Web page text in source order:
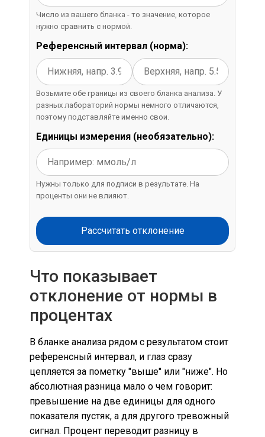
Число из вашего бланка - то значение, которое
нужно сравнить с нормой.
Референсный интервал (норма):
Возьмите обе границы из своего бланка анализа. У
разных лабораторий нормы немного отличаются,
поэтому подставляйте именно свои.
Единицы измерения (необязательно):
Нужны только для подписи в результате. На
проценты они не влияют.
Рассчитать отклонение
Что показывает
отклонение от нормы в
процентах
В бланке анализа рядом с результатом стоит
референсный интервал, и глаз сразу
цепляется за пометку "выше" или "ниже". Но
абсолютная разница мало о чем говорит:
превышение на две единицы для одного
показателя пустяк, а для другого тревожный
сигнал. Процент переводит разницу в